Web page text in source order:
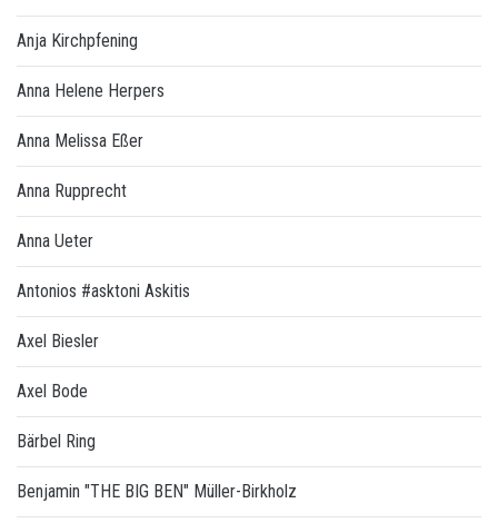
Anja Kirchpfening
Anna Helene Herpers
Anna Melissa Eßer
Anna Rupprecht
Anna Ueter
Antonios #asktoni Askitis
Axel Biesler
Axel Bode
Bärbel Ring
Benjamin "THE BIG BEN" Müller-Birkholz